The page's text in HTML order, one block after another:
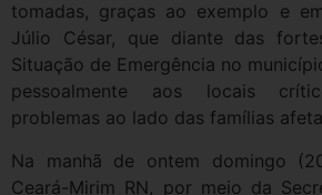
tomadas, graças ao exemplo e
Júlio César, que diante das
Situação de Emergência no
pessoalmente aos locais
problemas ao lado das famílias
Na manhã de ontem domingo
Ceará-Mirim RN, por meio da